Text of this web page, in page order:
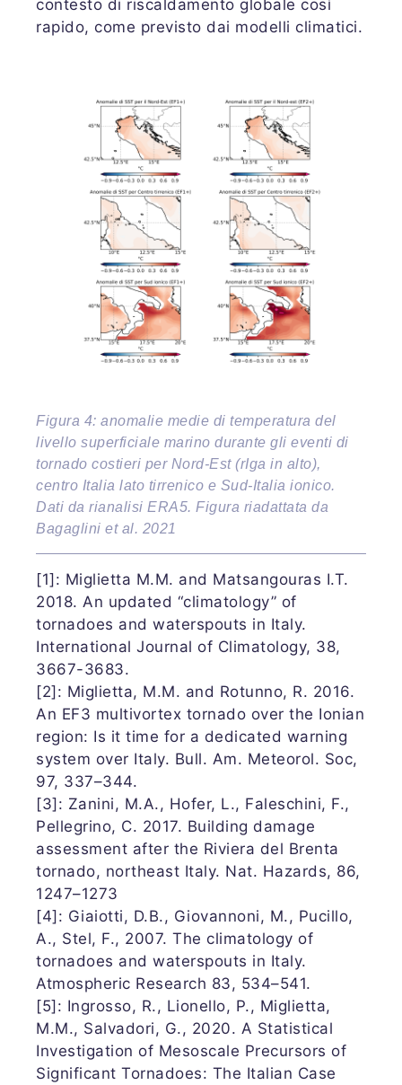
contesto di riscaldamento globale così
rapido, come previsto dai modelli climatici.
Figura 4: anomalie medie di temperatura del
livello superficiale marino durante gli eventi di
tornado costieri per Nord-Est (rIga in alto),
centro Italia lato tirrenico e Sud-Italia ionico.
Dati da rianalisi ERA5. Figura riadattata da
Bagaglini et al. 2021
[1]: Miglietta M.M. and Matsangouras I.T.
2018. An updated “climatology” of
tornadoes and waterspouts in Italy.
International Journal of Climatology, 38,
3667-3683.
[2]: Miglietta, M.M. and Rotunno, R. 2016.
An EF3 multivortex tornado over the Ionian
region: Is it time for a dedicated warning
system over Italy. Bull. Am. Meteorol. Soc,
97, 337–344.
[3]: Zanini, M.A., Hofer, L., Faleschini, F.,
Pellegrino, C. 2017. Building damage
assessment after the Riviera del Brenta
tornado, northeast Italy. Nat. Hazards, 86,
1247–1273
[4]: Giaiotti, D.B., Giovannoni, M., Pucillo,
A., Stel, F., 2007. The climatology of
tornadoes and waterspouts in Italy.
Atmospheric Research 83, 534–541.
[5]: Ingrosso, R., Lionello, P., Miglietta,
M.M., Salvadori, G., 2020. A Statistical
Investigation of Mesoscale Precursors of
Significant Tornadoes: The Italian Case